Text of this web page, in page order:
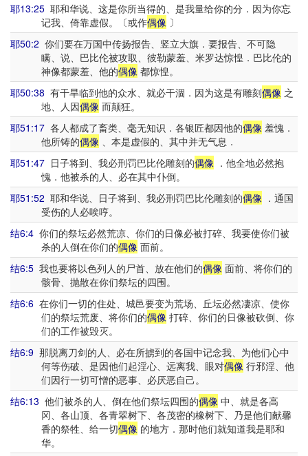
耶13:25 耶和华说、这是你所当得的、是我量给你的分．因为你忘
记我、倚靠虚假。〔或作偶像〕
耶50:2 你们要在万国中传扬报告、竖立大旗．要报告、不可隐
瞒、说、巴比伦被攻取、彼勒蒙羞、米罗达惊惶．巴比伦的
神像都蒙羞、他的偶像都惊惶。
耶50:38 有干旱临到他的众水、就必干涸．因为这是有雕刻偶像 之
地、人因偶像而颠狂。
耶51:17 各人都成了畜类、毫无知识．各银匠都因他的偶像 羞愧．
他所铸的偶像、本是虚假的、其中并无气息．
耶51:47 日子将到、我必刑罚巴比伦雕刻的偶像 ．他全地必然抱
愧．他被杀的人、必在其中仆倒。
耶51:52 耶和华说、日子将到、我必刑罚巴比伦雕刻的偶像 ．通国
受伤的人必唉哼。
结6:4 你们的祭坛必然荒凉、你们的日像必被打碎、我要使你们被
杀的人倒在你们的偶像面前。
结6:5 我也要将以色列人的尸首、放在他们的偶像 面前、将你们的
骸骨、抛散在你们祭坛的四围。
结6:6 在你们一切的住处、城邑要变为荒场、丘坛必然凄凉、使你
们的祭坛荒废、将你们的偶像打碎、你们的日像被砍倒、你
们的工作被毁灭。
结6:9 那脱离刀剑的人、必在所掳到的各国中记念我、为他们心中
何等伤破、是因他们起淫心、远离我、眼对偶像行邪淫、他
们因行一切可憎的恶事、必厌恶自己。
结6:13 他们被杀的人、倒在他们祭坛四围的偶像 中、就是各高
冈、各山顶、各青翠树下、各茂密的橡树下、乃是他们献馨
香的祭牲、给一切偶像的地方．那时他们就知道我是耶和
华。